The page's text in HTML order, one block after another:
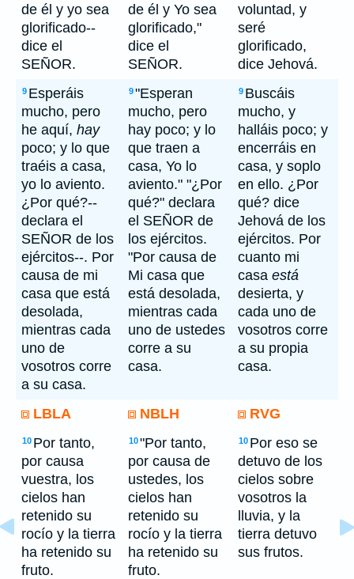
de él y yo sea
glorificado--
dice el
SEÑOR.
de él y Yo sea
glorificado,"
dice el
SEÑOR.
voluntad, y
seré
glorificado,
dice Jehová.
9 Esperáis
mucho, pero
he aquí, hay
poco; y lo que
traéis a casa,
yo lo aviento.
¿Por qué?--
declara el
SEÑOR de los
ejércitos--. Por
causa de mi
casa que está
desolada,
mientras cada
uno de
vosotros corre
a su casa.
9"Esperan
mucho, pero
hay poco; y lo
que traen a
casa, Yo lo
aviento." "¿Por
qué?" declara
el SEÑOR de
los ejércitos.
"Por causa de
Mi casa que
está desolada,
mientras cada
uno de ustedes
corre a su
casa.
9 Buscáis
mucho, y
halláis poco; y
encerráis en
casa, y soplo
en ello. ¿Por
qué? dice
Jehová de los
ejércitos. Por
cuanto mi
casa está
desierta, y
cada uno de
vosotros corre
a su propia
casa.
LBLA NBLH RVG
10 Por tanto,
por causa
vuestra, los
cielos han
retenido su
rocío y la tierra
ha retenido su
fruto.
10"Por tanto,
por causa de
ustedes, los
cielos han
retenido su
rocío y la tierra
ha retenido su
fruto.
10 Por eso se
detuvo de los
cielos sobre
vosotros la
lluvia, y la
tierra detuvo
sus frutos.